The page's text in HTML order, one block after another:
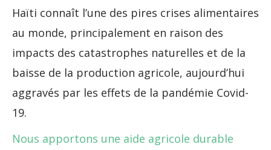
Haïti connaît l’une des pires crises alimentaires
au monde, principalement en raison des
impacts des catastrophes naturelles et de la
baisse de la production agricole, aujourd’hui
aggravés par les effets de la pandémie Covid-
19.
Nous apportons une aide agricole durable